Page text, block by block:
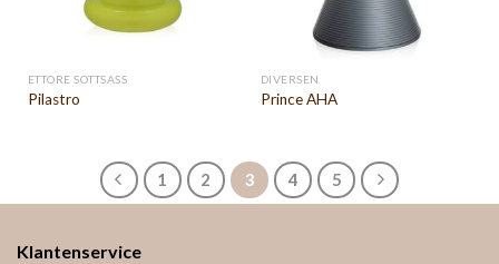
ETTORE SOTTSASS
Pilastro
DIVERSEN
Prince AHA
1 2 3 4 5
Klantenservice